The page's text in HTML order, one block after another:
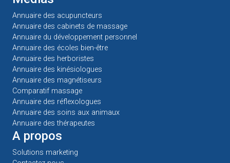
Annuaire des acupuncteurs
Annuaire des cabinets de massage
Annuaire du développement personnel
Annuaire des écoles bien-être
Annuaire des herboristes
Annuaire des kinésiologues
Annuaire des magnétiseurs
Comparatif massage
Annuaire des réflexologues
Annuaire des soins aux animaux
Annuaire des thérapeutes
A propos
Solutions marketing